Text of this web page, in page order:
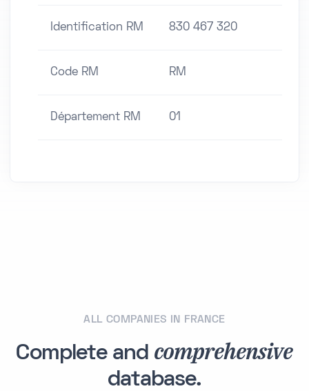
Identification RM 830 467 320
Code RM RM
Département RM 01
ALL COMPANIES IN FRANCE
Complete and comprehensive
database.